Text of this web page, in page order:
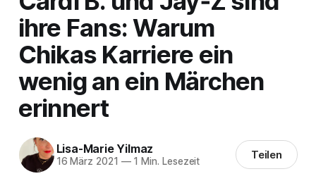
ihre Fans: Warum
Chikas Karriere ein
wenig an ein Märchen
erinnert
Lisa-Marie Yilmaz
16 März 2021 —1 Min. Lesezeit Teilen